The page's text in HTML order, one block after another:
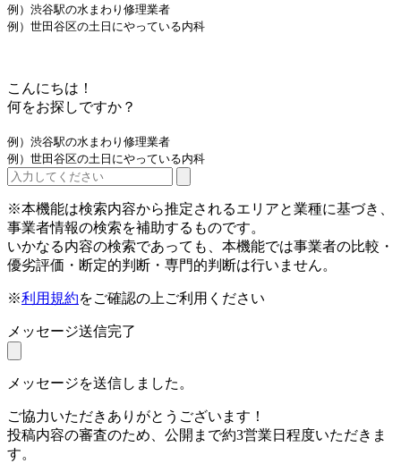
例）渋谷駅の水まわり修理業者
例）世田谷区の土日にやっている内科
こんにちは！
何をお探しですか？
例）渋谷駅の水まわり修理業者
例）世田谷区の土日にやっている内科
※本機能は検索内容から推定されるエリアと業種に基づき、
事業者情報の検索を補助するものです。
いかなる内容の検索であっても、本機能では事業者の比較・
優劣評価・断定的判断・専門的判断は行いません。
※利用規約をご確認の上ご利用ください
メッセージ送信完了
メッセージを送信しました。
ご協力いただきありがとうございます！
投稿内容の審査のため、公開まで約3営業日程度いただきま
す。